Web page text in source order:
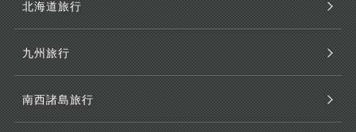
北海道旅行
九州旅行
南西諸島旅行